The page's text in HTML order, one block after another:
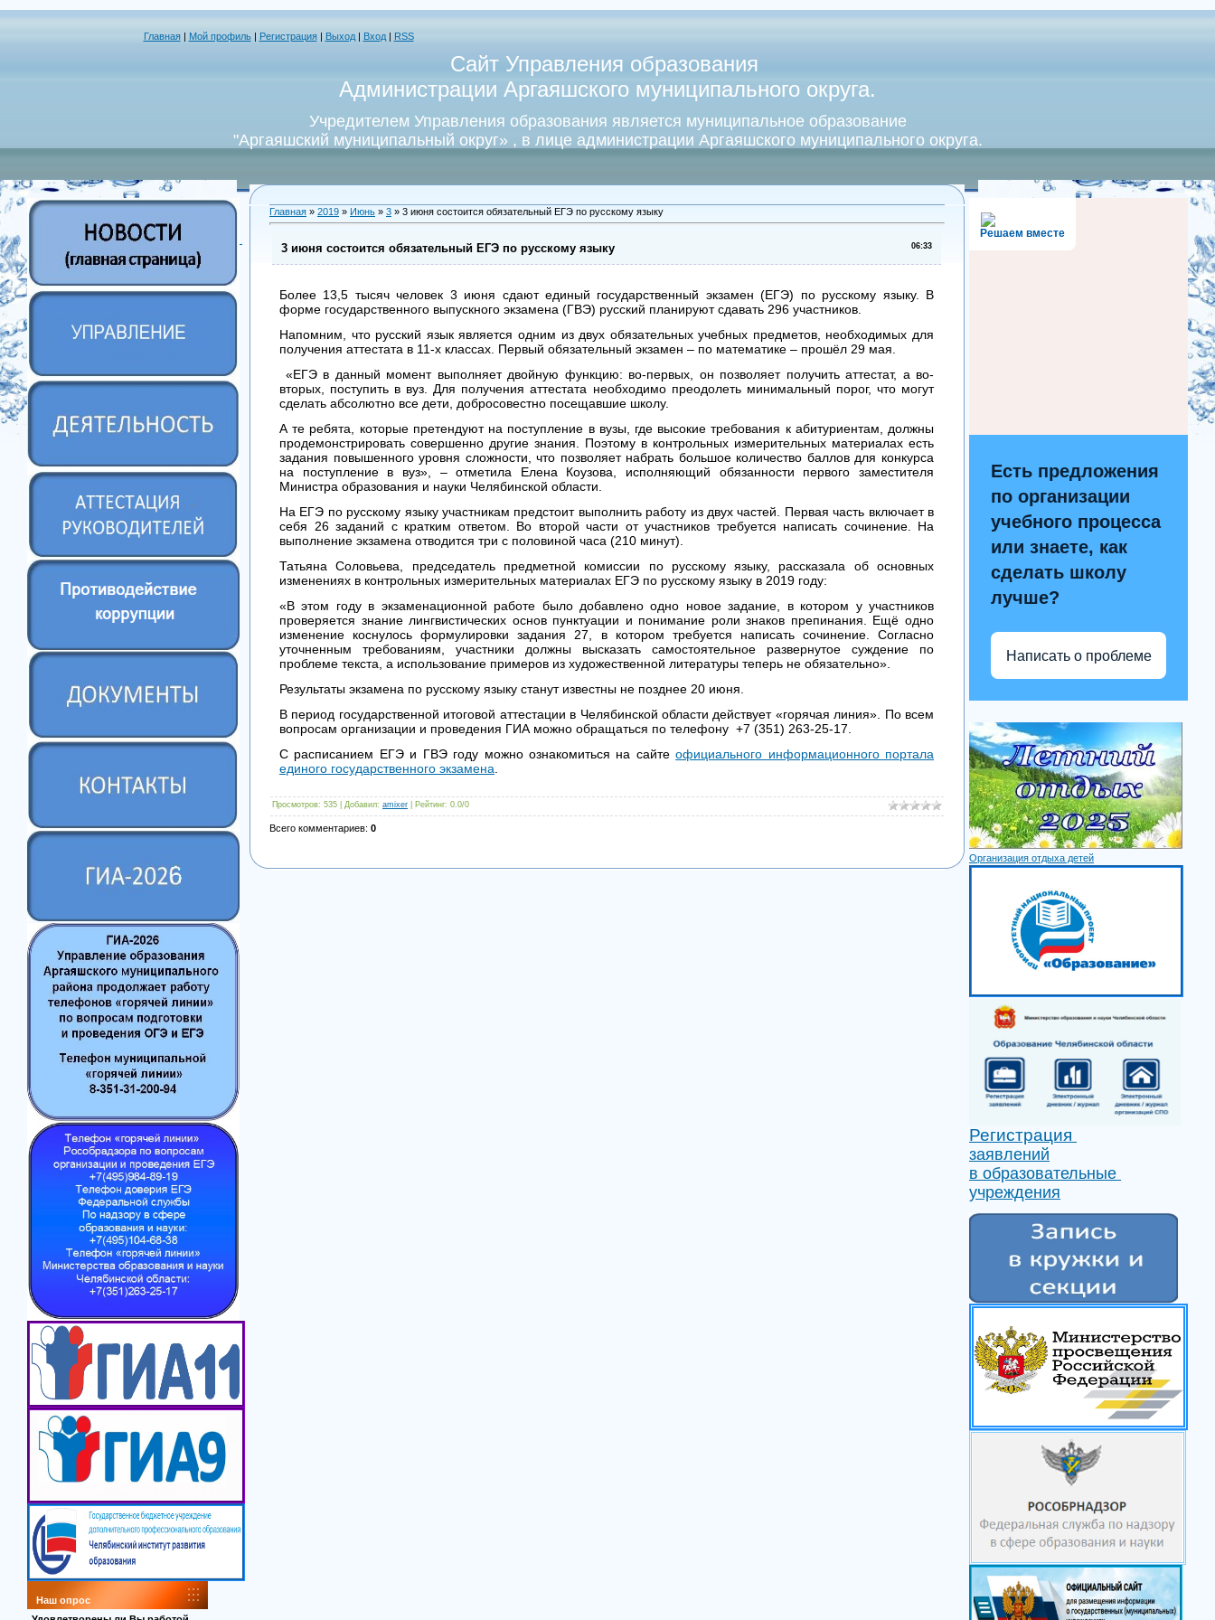
Главная| Мой профиль| Регистрация Выход| Вход RSS
Сайт Управления образования
Администрации Аргаяшского муниципального округа.
Учредителем Управления образования является муниципальное образование
"Аргаяшский муниципальный округ» , в лице администрации Аргаяшского муниципального округа.
Наш опрос
Главная » 2019 » Июнь » 3 » 3 июня состоится обязательный ЕГЭ по русскому языку
06:33
3 июня состоится обязательный ЕГЭ по русскому языку
Более 13,5 тысяч человек 3 июня сдают единый государственный экзамен (ЕГЭ) по русскому языку. В
форме государственного выпускного экзамена (ГВЭ) русский планируют сдавать 296 участников.
Напомним, что русский язык является одним из двух обязательных учебных предметов, необходимых для
получения аттестата в 11-х классах. Первый обязательный экзамен – по математике – прошёл 29 мая.
«ЕГЭ в данный момент выполняет двойную функцию: во-первых, он позволяет получить аттестат, а во-
вторых, поступить в вуз. Для получения аттестата необходимо преодолеть минимальный порог, что могут
сделать абсолютно все дети, добросовестно посещавшие школу.
А те ребята, которые претендуют на поступление в вузы, где высокие требования к абитуриентам, должны
продемонстрировать совершенно другие знания. Поэтому в контрольных измерительных материалах есть
задания повышенного уровня сложности, что позволяет набрать большое количество баллов для конкурса
на поступление в вуз», – отметила Елена Коузова, исполняющий обязанности первого заместителя
Министра образования и науки Челябинской области.
На ЕГЭ по русскому языку участникам предстоит выполнить работу из двух частей. Первая часть включает в
себя 26 заданий с кратким ответом. Во второй части от участников требуется написать сочинение. На
выполнение экзамена отводится три с половиной часа (210 минут).
Татьяна Соловьева, председатель предметной комиссии по русскому языку, рассказала об основных
изменениях в контрольных измерительных материалах ЕГЭ по русскому языку в 2019 году:
«В этом году в экзаменационной работе было добавлено одно новое задание, в котором у участников
проверяется знание лингвистических основ пунктуации и понимание роли знаков препинания. Ещё одно
изменение коснулось формулировки задания 27, в котором требуется написать сочинение. Согласно
уточненным требованиям, участники должны высказать самостоятельное развернутое суждение по
проблеме текста, а использование примеров из художественной литературы теперь не обязательно».
Результаты экзамена по русскому языку станут известны не позднее 20 июня.
В период государственной итоговой аттестации в Челябинской области действует «горячая линия». По всем
вопросам организации и проведения ГИА можно обращаться по телефону +7 (351) 263-25-17.
С расписанием ЕГЭ и ГВЭ году можно ознакомиться на сайтеофициального информационного портала
единого государственного экзамена
Просмотров: 535 | Добавил: amixer Рейтинг: 0.0/0
Всего комментариев: 0
Решаем вместе
Есть предложения
по организации
учебного процесса
или знаете, как
сделать школу
лучше?
Написать о проблеме
Организация отдыха детей
Регистрация
заявлений
в образовательные
учреждения